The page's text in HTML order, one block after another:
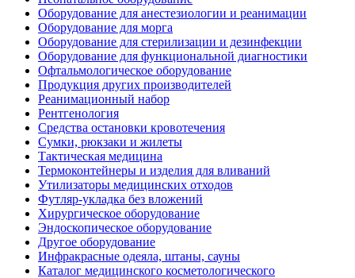
Оборудование для анестезиологии и реанимации
Оборудование для морга
Оборудование для стерилизации и дезинфекции
Оборудование для функциональной диагностики
Офтальмологическое оборудование
Продукция других производителей
Реанимационный набор
Рентгенология
Средства остановки кровотечения
Сумки, рюкзаки и жилеты
Тактическая медицина
Термоконтейнеры и изделия для вливаний
Утилизаторы медицинских отходов
Футляр-укладка без вложений
Хирургическое оборудование
Эндоскопическое оборудование
Другое оборудование
Инфракрасные одеяла, штаны, сауны
Каталог медицинского косметологического